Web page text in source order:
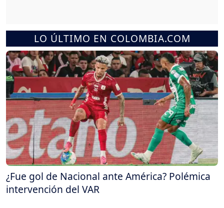
LO ÚLTIMO EN COLOMBIA.COM
¿Fue gol de Nacional ante América? Polémica
intervención del VAR